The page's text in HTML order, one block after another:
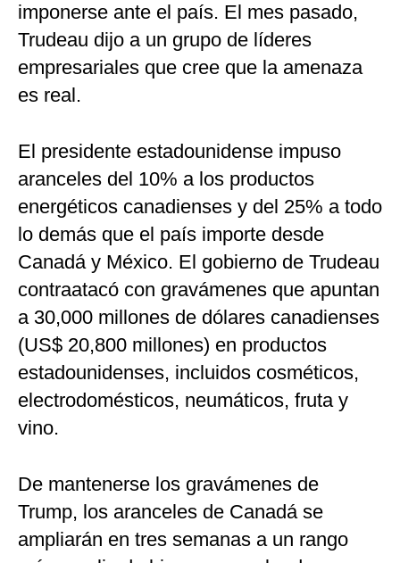
imponerse ante el país. El mes pasado,
Trudeau dijo a un grupo de líderes
empresariales que cree que la amenaza
es real.
El presidente estadounidense impuso
aranceles del 10% a los productos
energéticos canadienses y del 25% a todo
lo demás que el país importe desde
Canadá y México. El gobierno de Trudeau
contraatacó con gravámenes que apuntan
a 30,000 millones de dólares canadienses
(US$ 20,800 millones) en productos
estadounidenses, incluidos cosméticos,
electrodomésticos, neumáticos, fruta y
vino.
De mantenerse los gravámenes de
Trump, los aranceles de Canadá se
ampliarán en tres semanas a un rango